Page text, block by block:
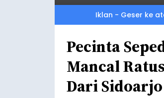
Iklan - Geser ke
Pecinta
Mancal
Dari